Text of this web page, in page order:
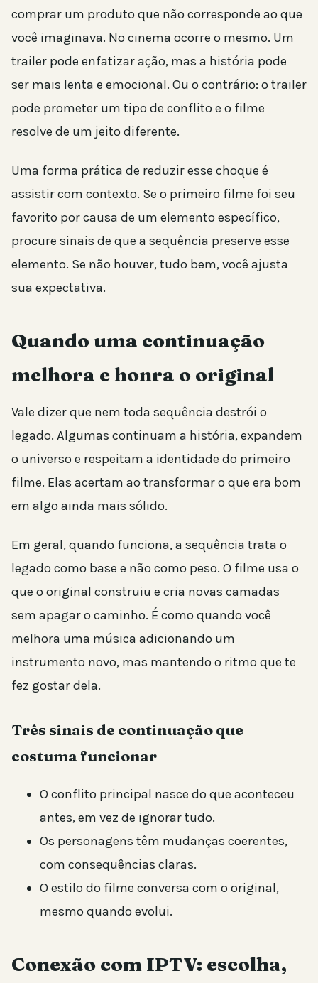
comprar um produto que não corresponde ao que
você imaginava. No cinema ocorre o mesmo. Um
trailer pode enfatizar ação, mas a história pode
ser mais lenta e emocional. Ou o contrário: o trailer
pode prometer um tipo de conflito e o filme
resolve de um jeito diferente.
Uma forma prática de reduzir esse choque é
assistir com contexto. Se o primeiro filme foi seu
favorito por causa de um elemento específico,
procure sinais de que a sequência preserve esse
elemento. Se não houver, tudo bem, você ajusta
sua expectativa.
Quando uma continuação
melhora e honra o original
Vale dizer que nem toda sequência destrói o
legado. Algumas continuam a história, expandem
o universo e respeitam a identidade do primeiro
filme. Elas acertam ao transformar o que era bom
em algo ainda mais sólido.
Em geral, quando funciona, a sequência trata o
legado como base e não como peso. O filme usa o
que o original construiu e cria novas camadas
sem apagar o caminho. É como quando você
melhora uma música adicionando um
instrumento novo, mas mantendo o ritmo que te
fez gostar dela.
Três sinais de continuação que
costuma funcionar
O conflito principal nasce do que aconteceu
antes, em vez de ignorar tudo.
Os personagens têm mudanças coerentes,
com consequências claras.
O estilo do filme conversa com o original,
mesmo quando evolui.
Conexão com IPTV: escolha,